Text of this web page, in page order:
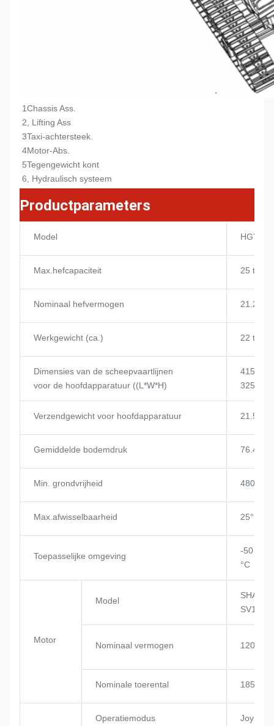
1Chassis Ass.
2, Lifting Ass
3Taxi-achtersteek.
4Motor-Abs.
5Tegengewicht kont
6, Hydraulisch systeem
Productparameters
Model HGY20
Max.hefcapaciteit 25 t
Nominaal hefvermogen 21.25t
Werkgewicht (ca.) 22 t
Dimensies van de scheepvaartlijnen
voor de hoofdapparatuur ((L*W*H)
4150 ×
3250
Verzendgewicht voor hoofdapparatuur 21.5t
Gemiddelde bodemdruk 76.4KPa
Min. grondvrijheid 480 mm
Max.afwisselbaarheid 25°
Toepasselijke omgeving
-50 °C
°C
Motor
Model
SV11CB
Nominaal vermogen 120 kW
Nominale toerental 1850
Operatiemodus Joystick